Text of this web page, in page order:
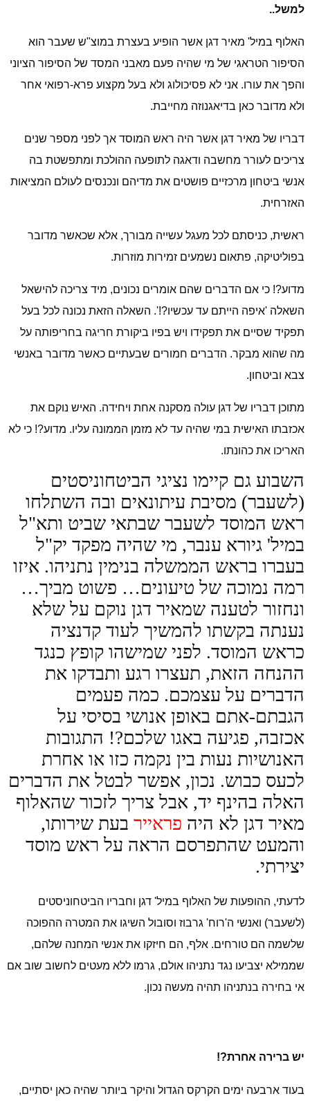
למשל..
האלוף במיל' מאיר דגן אשר הופיע בעצרת במוצ"ש שעבר הוא
הסיפור הטראגי של מי שהיה פעם מאבני המסד של הסיפור הציוני
והפך את עורו. אני לא פסיכולוג ולא בעל מקצוע פרא-רפואי אחר
ולא מדובר כאן בדיאגנוזה מחייבת.
דבריו של מאיר דגן אשר היה ראש המוסד אך לפני מספר שנים
צריכים לעורר מחשבה ודאגה לתופעה ההולכת ומתפשטת בה
אנשי ביטחון מרכזיים פושטים את מדיהם ונכנסים לעולם המציאות
האזרחית.
ראשית, כניסתם לכל מעגל עשייה מבורך, אלא שכאשר מדובר
בפוליטיקה, פתאום נשמעים זמירות מוזרות.
מדוע?! כי אם הדברים שהם אומרים נכונים, מיד צריכה להישאל
השאלה 'איפה הייתם עד עכשיו?!'. השאלה הזאת נכונה לכל בעל
תפקיד שסיים את תפקידו ויש בפיו ביקורת חריגה בחריפותה על
מה שהוא מבקר. הדברים חמורים שבעתיים כאשר מדובר באנשי
צבא וביטחון.
מתוכן דבריו של דגן עולה מסקנה אחת ויחידה. האיש נוקם את
אכזבתו האישית במי שהיה עד לא מזמן הממונה עליו. מדוע?! כי לא
האריכו את כהונתו.
השבוע גם קיימו נציגי הביטחוניסטים
(לשעבר) מסיבת עיתונאים ובה השתלחו
ראש המוסד לשעבר שבתאי שביט ותא"ל
במיל' גיורא ענבר, מי שהיה מפקד יק"ל
בעברו בראש הממשלה בנימין נתניהו. איזו
רמה נמוכה של טיעונים… פשוט מביך…
ונחזור לטענה שמאיר דגן נוקם על שלא
נענתה בקשתו להמשיך לעוד קדנציה
כראש המוסד. לפני שמישהו קופץ כנגד
ההנחה הזאת, תעצרו רגע ותבדקו את
הדברים על עצמכם. כמה פעמים
הגבתם-אתם באופן אנושי בסיסי על
אכזבה, פגיעה באגו שלכם?! התגובות
האנושיות נעות בין נקמה כזו או אחרת
לכעס כבוש. נכון, אפשר לבטל את הדברים
האלה בהינף יד, אבל צריך לזכור שהאלוף
מאיר דגן לא היה פראייר בעת שירותו,
והמעט שהתפרסם הראה על ראש מוסד
יצירתי.
לדעתי, ההופעות של האלוף במיל' דגן וחבריו הביטחוניסטים
(לשעבר) ואנשי ה'רוח' גרבוז וסובול השיגו את המטרה ההפוכה
שלשמה הם טורחים. אלף, הם חיזקו את אנשי המחנה שלהם,
שממילא יצביעו נגד נתניהו אולם, גרמו ללא מעטים לחשוב שוב אם
אי בחירה בנתניהו תהיה מעשה נכון.
יש ברירה אחרת?!
בעוד ארבעה ימים הקרקס הגדול והיקר ביותר שהיה כאן יסתיים,